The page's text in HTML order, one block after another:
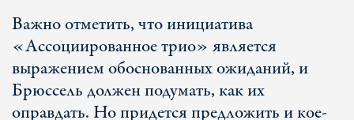
Важно отметить, что инициатива
«Ассоциированное трио» является
выражением обоснованных ожиданий, и
Брюссель должен подумать, как их
оправдать. Но придется предложить и кое-